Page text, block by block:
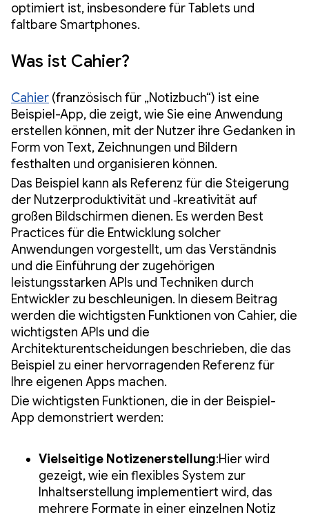
optimiert ist, insbesondere für Tablets und
faltbare Smartphones.
Was ist Cahier?
Cahier (französisch für „Notizbuch“) ist eine
Beispiel-App, die zeigt, wie Sie eine Anwendung
erstellen können, mit der Nutzer ihre Gedanken in
Form von Text, Zeichnungen und Bildern
festhalten und organisieren können.
Das Beispiel kann als Referenz für die Steigerung
der Nutzerproduktivität und ‑kreativität auf
großen Bildschirmen dienen. Es werden Best
Practices für die Entwicklung solcher
Anwendungen vorgestellt, um das Verständnis
und die Einführung der zugehörigen
leistungsstarken APIs und Techniken durch
Entwickler zu beschleunigen. In diesem Beitrag
werden die wichtigsten Funktionen von Cahier, die
wichtigsten APIs und die
Architekturentscheidungen beschrieben, die das
Beispiel zu einer hervorragenden Referenz für
Ihre eigenen Apps machen.
Die wichtigsten Funktionen, die in der Beispiel-
App demonstriert werden:
Vielseitige Notizenerstellung:Hier wird
gezeigt, wie ein flexibles System zur
Inhaltserstellung implementiert wird, das
mehrere Formate in einer einzelnen Notiz